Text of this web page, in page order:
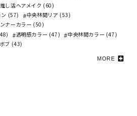
し活ヘアメイク (60)
ン (57)
中央林間リア (53)
ナーカラー (50)
透明感カラー (47)
中央林間カラー (47)
ボブ (43)
MORE